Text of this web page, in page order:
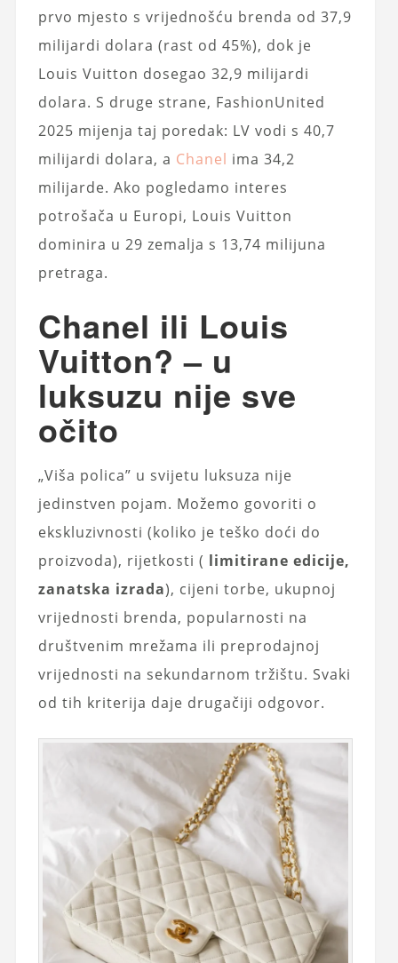
prvo mjesto s vrijednošću brenda od 37,9
milijardi dolara (rast od 45%), dok je
Louis Vuitton dosegao 32,9 milijardi
dolara. S druge strane, FashionUnited
2025 mijenja taj poredak: LV vodi s 40,7
milijardi dolara, a Chanel ima 34,2
milijarde. Ako pogledamo interes
potrošača u Europi, Louis Vuitton
dominira u 29 zemalja s 13,74 milijuna
pretraga.
Chanel ili Louis
Vuitton? – u
luksuzu nije sve
očito
„Viša polica” u svijetu luksuza nije
jedinstven pojam. Možemo govoriti o
ekskluzivnosti (koliko je teško doći do
proizvoda), rijetkosti ( limitirane edicije,
zanatska izrada), cijeni torbe, ukupnoj
vrijednosti brenda, popularnosti na
društvenim mrežama ili preprodajnoj
vrijednosti na sekundarnom tržištu. Svaki
od tih kriterija daje drugačiji odgovor.